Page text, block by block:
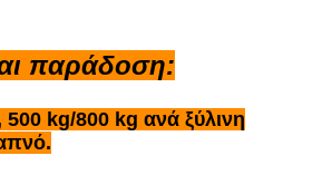
παράδοση:
500 kg/800 kg ανά ξύλινη